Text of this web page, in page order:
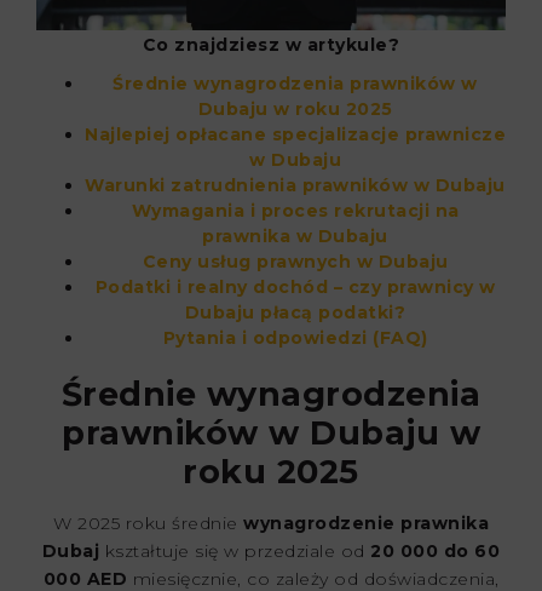
Co znajdziesz w artykule?
Średnie wynagrodzenia prawników w
Dubaju w roku 2025
Najlepiej opłacane specjalizacje prawnicze
w Dubaju
Warunki zatrudnienia prawników w Dubaju
Wymagania i proces rekrutacji na
prawnika w Dubaju
Ceny usług prawnych w Dubaju
Podatki i realny dochód – czy prawnicy w
Dubaju płacą podatki?
Pytania i odpowiedzi (FAQ)
Średnie wynagrodzenia
prawników w Dubaju w
roku 2025
W 2025 roku średnie wynagrodzenie prawnika
Dubaj kształtuje się w przedziale od 20 000 do 60
000 AED miesięcznie, co zależy od doświadczenia,